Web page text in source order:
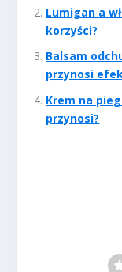
Lumigan a
korzyści?
Balsam
przynosi
Krem na
przynosi?